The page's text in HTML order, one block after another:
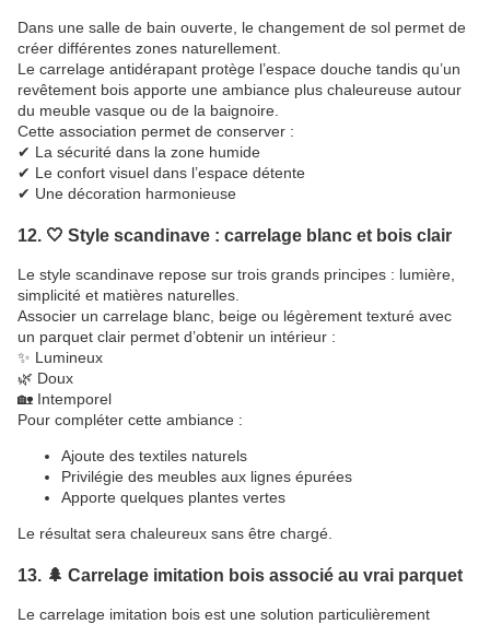
Dans une salle de bain ouverte, le changement de sol permet de
créer différentes zones naturellement.
Le carrelage antidérapant protège l’espace douche tandis qu’un
revêtement bois apporte une ambiance plus chaleureuse autour
du meuble vasque ou de la baignoire.
Cette association permet de conserver :
✔ La sécurité dans la zone humide
✔ Le confort visuel dans l’espace détente
✔ Une décoration harmonieuse
12. 🤍 Style scandinave : carrelage blanc et bois clair
Le style scandinave repose sur trois grands principes : lumière,
simplicité et matières naturelles.
Associer un carrelage blanc, beige ou légèrement texturé avec
un parquet clair permet d’obtenir un intérieur :
✨ Lumineux
🌿 Doux
🏡 Intemporel
Pour compléter cette ambiance :
Ajoute des textiles naturels
Privilégie des meubles aux lignes épurées
Apporte quelques plantes vertes
Le résultat sera chaleureux sans être chargé.
13. 🌲 Carrelage imitation bois associé au vrai parquet
Le carrelage imitation bois est une solution particulièrement